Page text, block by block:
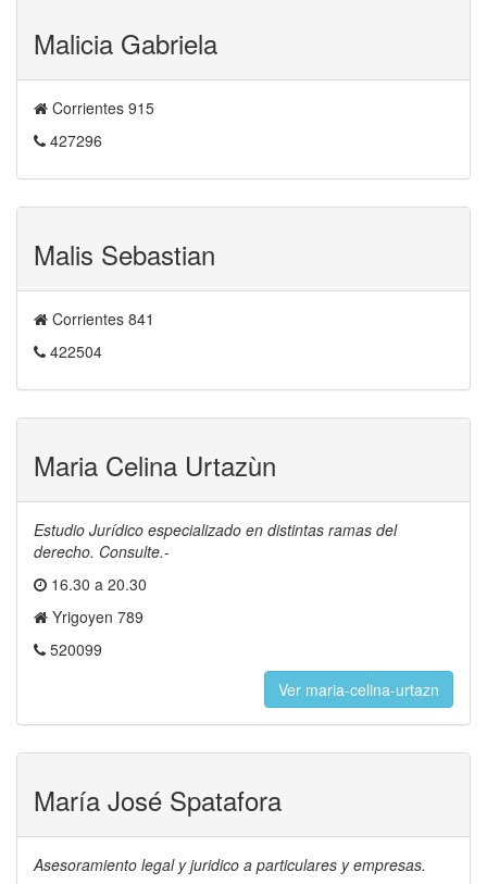
Malicia Gabriela
Corrientes 915
427296
Malis Sebastian
Corrientes 841
422504
Maria Celina Urtazùn
Estudio Jurídico especializado en distintas ramas del
derecho. Consulte.-
16.30 a 20.30
Yrigoyen 789
520099
Ver maria-celina-urtazn
María José Spatafora
Asesoramiento legal y juridico a particulares y empresas.